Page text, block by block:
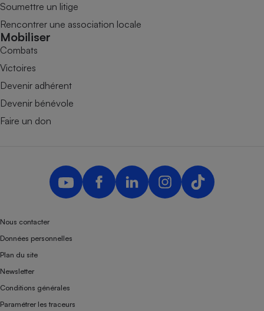
Soumettre un litige
Rencontrer une association locale
Mobiliser
Combats
Victoires
Devenir adhérent
Devenir bénévole
Faire un don
Nous contacter
Données personnelles
Plan du site
Newsletter
Conditions générales
Paramétrer les traceurs